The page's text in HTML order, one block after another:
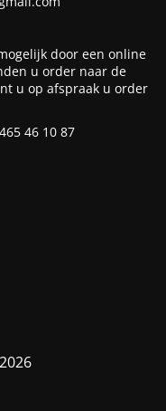
door een online
u order naar de
u op afspraak u order
46 10 87